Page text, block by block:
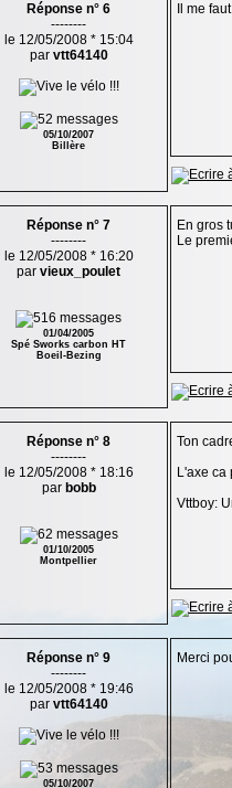
Réponse n° 6
--------
le 12/05/2008 * 15:04
par vtt64140
05/10/2007
Billère
Il me
Réponse n° 7
--------
le 12/05/2008 * 16:20
par vieux_poulet
01/04/2005
Spé Sworks carbon HT
Boeil-Bezing
En gros
Le
Réponse n° 8
--------
le 12/05/2008 * 18:16
par bobb
01/10/2005
Montpellier
Ton
L'axe ca
Vttboy:
Réponse n° 9
--------
le 12/05/2008 * 19:46
par vtt64140
05/10/2007
Merci